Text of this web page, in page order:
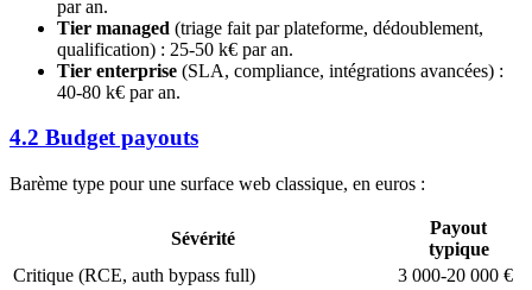
par an.
Tier managed (triage fait par plateforme, dédoublement,
qualification) : 25-50 k€ par an.
Tier enterprise (SLA, compliance, intégrations avancées) :
40-80 k€ par an.
4.2 Budget payouts
Barème type pour une surface web classique, en euros :
Sévérité
Payout
typique
Critique (RCE, auth bypass full)
3 000-20 000 €